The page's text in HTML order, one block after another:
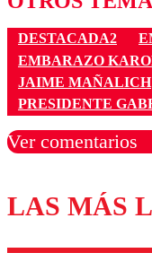
DESTACADA2
EMBARAZO
JAIME MAÑALICH
PRESIDENTE
Ver comentarios
Los
Nombre
LAS MÁS